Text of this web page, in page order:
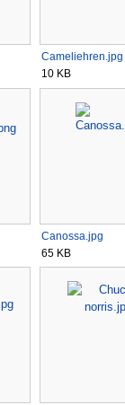
Cameliehren.jpg
10 KB
Canossa.jpg
65 KB